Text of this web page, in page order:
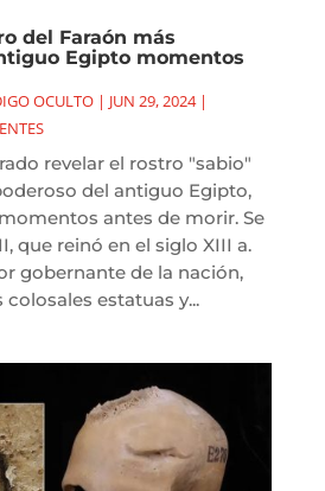
del Faraón más
Egipto momentos
OCULTO| JUN 29, 2024|
revelar el rostro "sabio"
del antiguo Egipto,
antes de morir. Se
que reinó en el siglo XIII a.
gobernante de la nación,
estatuas y...